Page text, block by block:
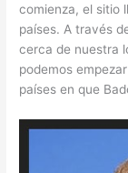
comienza, el sitio
países. A través
cerca de nuestra
podemos
países en que